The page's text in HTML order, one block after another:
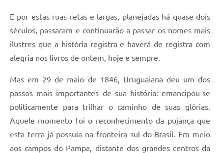
E por estas ruas retas e largas, planejadas há quase dois
séculos, passaram e continuarão a passar os nomes mais
ilustres que a história registra e haverá de registra com
alegria nos livros de ontem, hoje e sempre.
Mas em 29 de maio de 1846, Uruguaiana deu um dos
passos mais importantes de sua história: emancipou-se
politicamente para trilhar o caminho de suas glórias.
Aquele momento foi o reconhecimento da pujança que
esta terra já possuía na fronteira sul do Brasil. Em meio
aos campos do Pampa, distante dos grandes centros da